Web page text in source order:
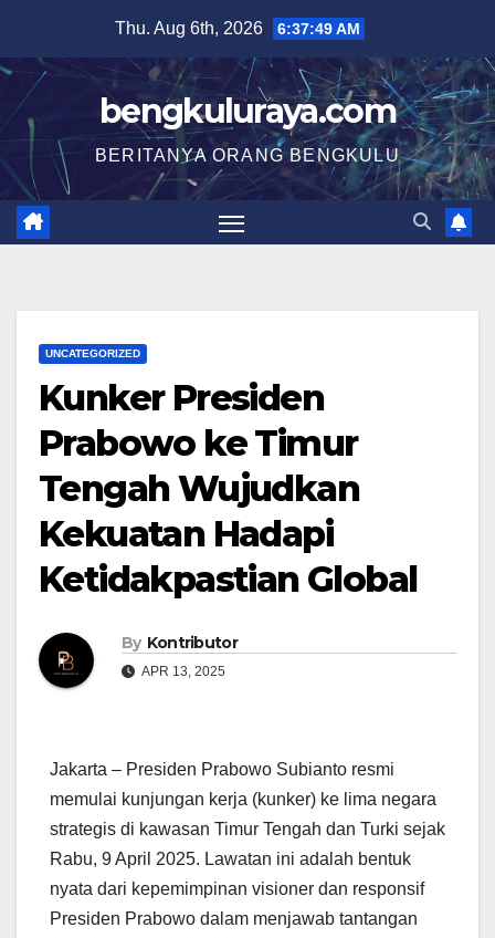
content
Thu. Aug 6th, 2026 6:37:49 AM
bengkuluraya.com
BERITANYA ORANG BENGKULU
UNCATEGORIZED
Kunker Presiden
Prabowo ke Timur
Tengah Wujudkan
Kekuatan Hadapi
Ketidakpastian Global
By Kontributor
APR 13, 2025
Jakarta – Presiden Prabowo Subianto resmi
memulai kunjungan kerja (kunker) ke lima negara
strategis di kawasan Timur Tengah dan Turki sejak
Rabu, 9 April 2025. Lawatan ini adalah bentuk
nyata dari kepemimpinan visioner dan responsif
Presiden Prabowo dalam menjawab tantangan